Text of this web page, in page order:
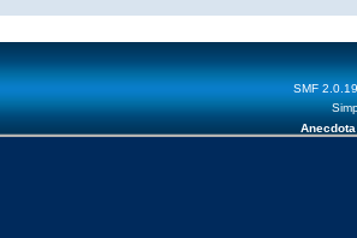
SMF 2.0.19
Anecdota